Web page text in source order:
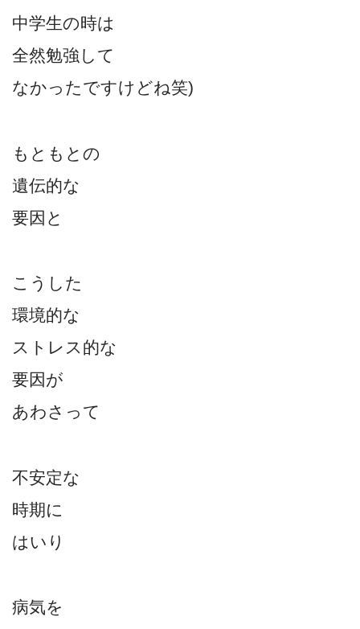
中学生の時は
全然勉強して
なかったですけどね笑)
もともとの
遺伝的な
要因と
こうした
環境的な
ストレス的な
要因が
あわさって
不安定な
時期に
はいり
病気を